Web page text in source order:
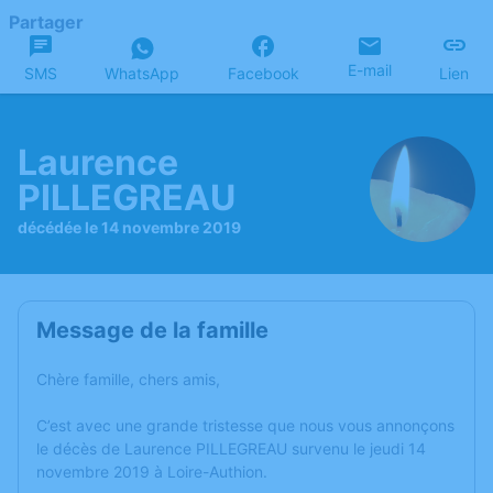
Partager
SMS WhatsApp Facebook E-mail Lien
Laurence
PILLEGREAU
décédée le 14 novembre 2019
Message de la famille
Chère famille, chers amis,
C’est avec une grande tristesse que nous vous annonçons
le décès de Laurence PILLEGREAU survenu le jeudi 14
novembre 2019 à Loire-Authion.